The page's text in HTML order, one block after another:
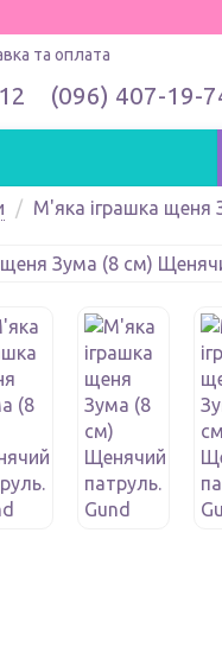
та оплата
(096) 407-19-
М'яка іграшка щеня